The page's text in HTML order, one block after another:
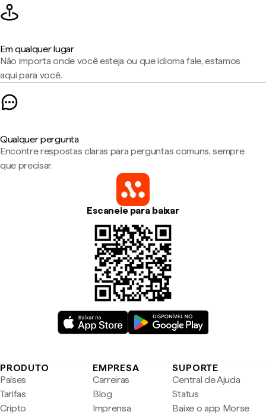
Em qualquer lugar
Não importa onde você esteja ou que idioma fale, estamos
aqui para você.
Qualquer pergunta
Encontre respostas claras para perguntas comuns, sempre
que precisar.
Escaneie para baixar
PRODUTO
Países
Tarifas
Cripto
EMPRESA
Carreiras
Blog
Imprensa
SUPORTE
Central de Ajuda
Status
Baixe o app Morse